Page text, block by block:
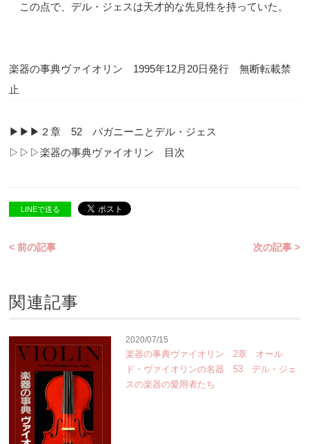
この点で、デル・ジェスは天才的な先見性を持っていた。
楽器の事典ヴァイオリン 1995年12月20日発行 無断転載禁
止
▶︎▶︎▶︎２章 52 パガニーニとデル・ジェス
▷▷▷楽器の事典ヴァイオリン 目次
LINEで送る
< 前の記事 次の記事 >
関連記事
2020/07/15
楽器の事典ヴァイオリン 2章 オール
ド・ヴァイオリンの名器 53 デル・ジェ
スの楽器の愛用者たち